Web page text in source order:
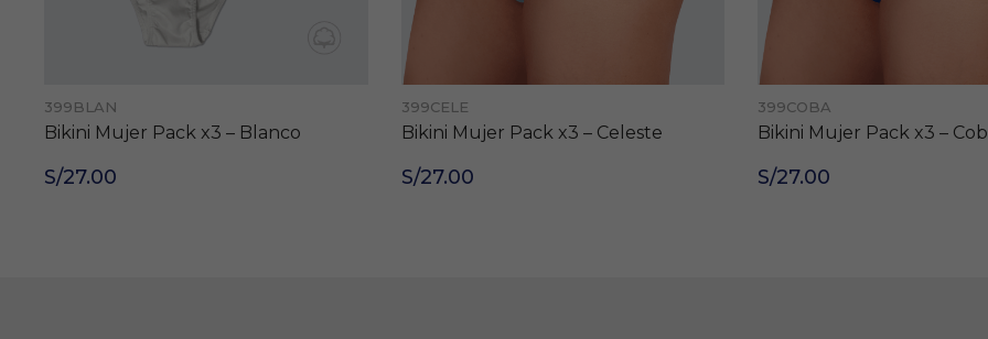
399BLAN
Bikini Mujer Pack x3 – Blanco
S/27.00
399CELE
Bikini Mujer Pack x3 – Celeste
S/27.00
399COBA
Bikini Mujer Pack x3 –
S/27.00